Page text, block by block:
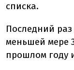
списка.
Последний
меньшей мере
прошлом году